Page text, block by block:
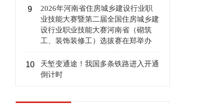
9
2026年河南省住房城乡建设行业职
业技能大赛暨第二届全国住房城乡建
设行业职业技能大赛河南省（砌筑
工、装饰装修工）选拔赛在郑举办
10
天堑变通途！我国多条铁路进入开通
倒计时